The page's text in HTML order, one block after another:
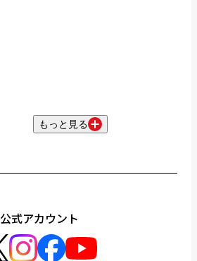
もっと見る
公式アカウント